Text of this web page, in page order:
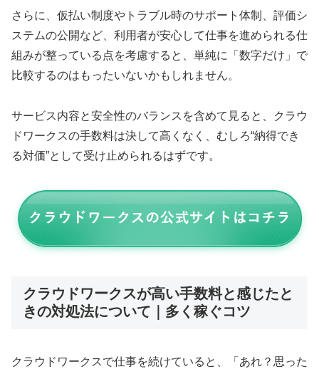
さらに、仮払い制度やトラブル時のサポート体制、評価シ
ステムの公開など、利用者が安心して仕事を進められる仕
組みが整っている点を考慮すると、単純に「数字だけ」で
比較するのはもったいないかもしれません。
サービス内容と安全性のバランスを含めて見ると、クラウ
ドワークスの手数料は決して高くなく、むしろ“納得でき
る対価”として受け止められるはずです。
クラウドワークスが高い手数料と感じたと
きの対処法について｜多く稼ぐコツ
クラウドワークスで仕事を続けていると、「あれ？思った